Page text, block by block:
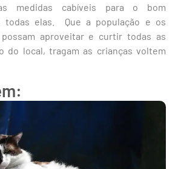
medidas cabíveis para o bom
todas elas. Que a população e os
aproveitar e curtir todas as
do local, tragam as crianças voltem